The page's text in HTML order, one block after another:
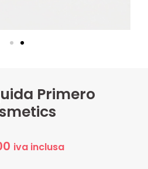
Primero
iva inclusa